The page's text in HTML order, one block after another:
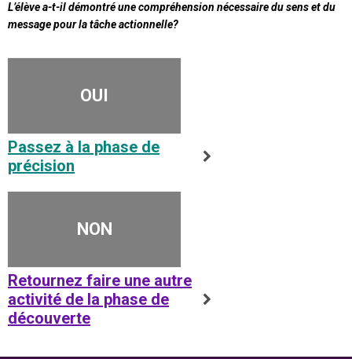
L’élève a-t-il démontré une compréhension nécessaire du sens et du
message pour la tâche actionnelle?
OUI
Passez à la phase de
précision
NON
Retournez faire une autre
activité de la phase de
découverte